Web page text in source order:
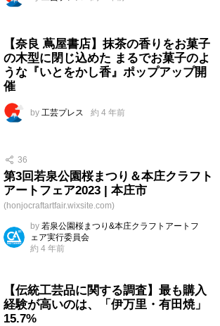
【奈良 蔦屋書店】抹茶の香りをお菓子
の木型に閉じ込めた まるでお菓子のよ
うな『いとをかし香』ポップアップ開
催
by 工芸プレス 約 4 年前
36
第3回若泉公園桜まつり＆本庄クラフト
アートフェア2023 | 本庄市
(honjocraftartfair.wixsite.com)
by 若泉公園桜まつり&本庄クラフトアートフ
ェア実行委員会
約 4 年前
【伝統工芸品に関する調査】最も購入
経験が高いのは、「伊万里・有田焼」
15.7%